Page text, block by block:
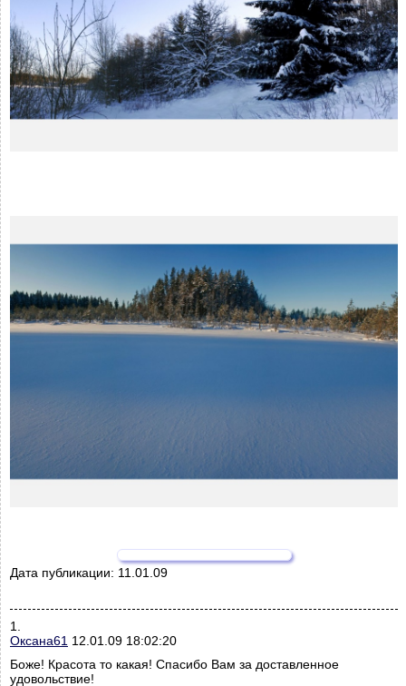
Дата публикации: 11.01.09
1.
Оксана61 12.01.09 18:02:20
Боже! Красота то какая! Спасибо Вам за доставленное
удовольствие!